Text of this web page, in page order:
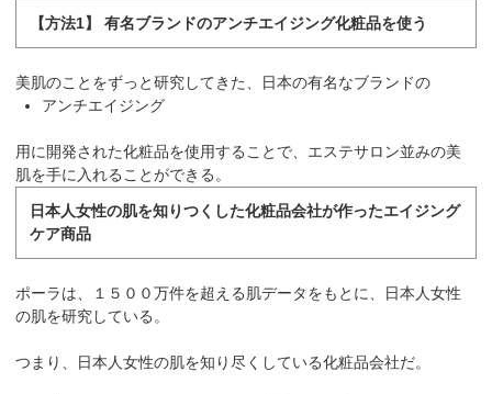
【方法1】 有名ブランドのアンチエイジング化粧品を使う
美肌のことをずっと研究してきた、日本の有名なブランドの
アンチエイジング
用に開発された化粧品を使用することで、エステサロン並みの美
肌を手に入れることができる。
日本人女性の肌を知りつくした化粧品会社が作ったエイジング
ケア商品
ポーラは、１５００万件を超える肌データをもとに、日本人女性
の肌を研究している。
つまり、日本人女性の肌を知り尽くしている化粧品会社だ。